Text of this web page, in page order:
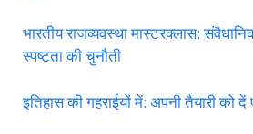
भारतीय राजव्यवस्था मास्टरक्लास:
स्पष्टता की चुनौती
इतिहास की गहराईयों में: अपनी तैयारी को